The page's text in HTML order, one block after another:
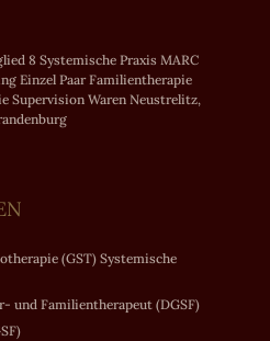
(GST) Systemische
und Familientherapeut (DGSF)